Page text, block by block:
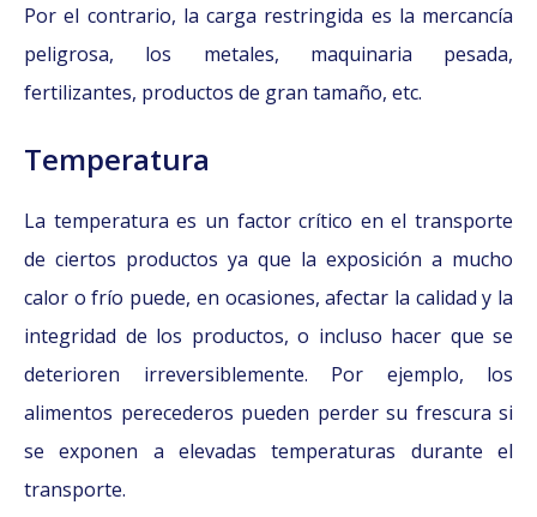
Por el contrario, la carga restringida es la mercancía
peligrosa, los metales, maquinaria pesada,
fertilizantes, productos de gran tamaño, etc.
Temperatura
La temperatura es un factor crítico en el transporte
de ciertos productos ya que la exposición a mucho
calor o frío puede, en ocasiones, afectar la calidad y la
integridad de los productos, o incluso hacer que se
deterioren irreversiblemente. Por ejemplo, los
alimentos perecederos pueden perder su frescura si
se exponen a elevadas temperaturas durante el
transporte.